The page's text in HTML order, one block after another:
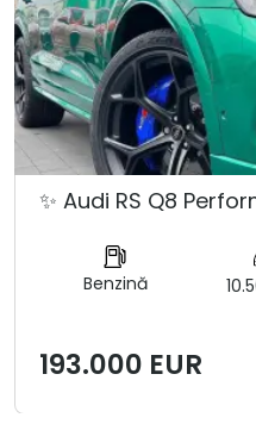
✨ Audi RS Q8
Benzină
193.000 EUR